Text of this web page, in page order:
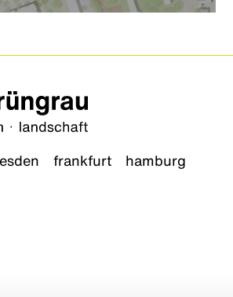
frankfurt hamburg